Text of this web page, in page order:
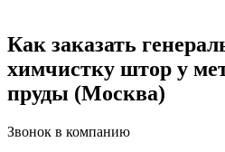
Как заказать
химчистку штор у
пруды (Москва)
Звонок в компанию